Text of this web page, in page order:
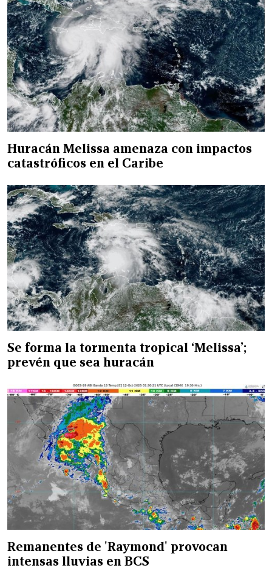
Huracán Melissa amenaza con impactos
catastróficos en el Caribe
Se forma la tormenta tropical ‘Melissa’;
prevén que sea huracán
Remanentes de 'Raymond' provocan
intensas lluvias en BCS